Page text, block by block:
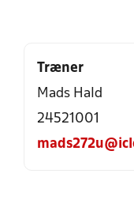
Træner
Mads Hald
24521001